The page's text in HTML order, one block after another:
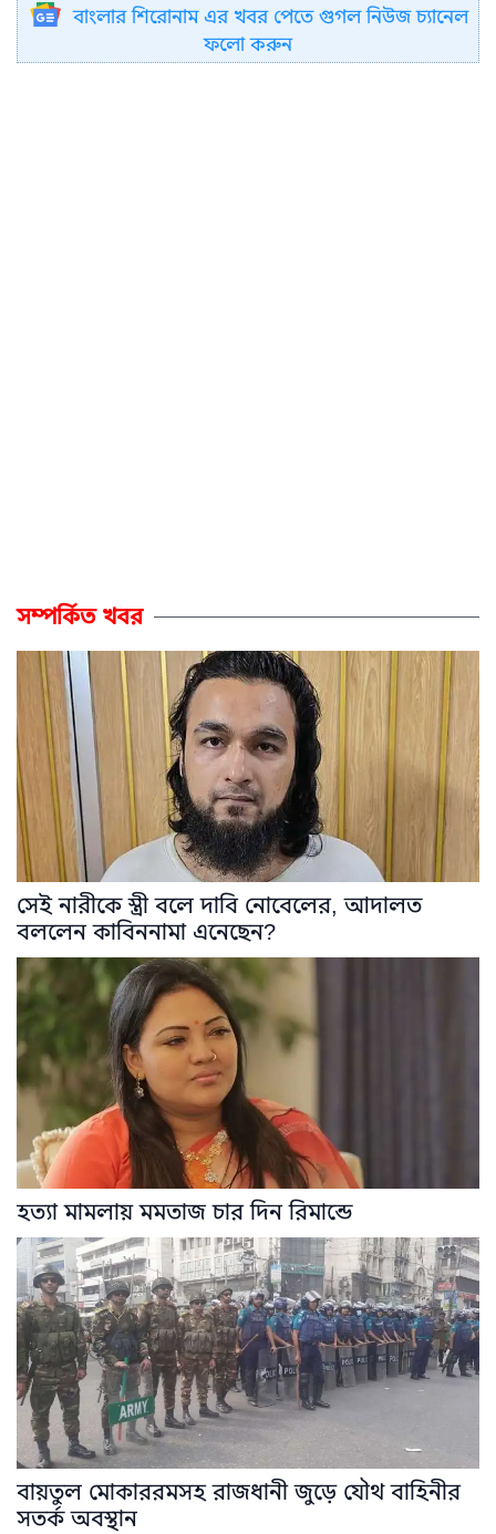
বাংলার শিরোনাম এর খবর পেতে গুগল নিউজ চ্যানেল
ফলো করুন
সম্পর্কিত খবর
সেই নারীকে স্ত্রী বলে দাবি নোবেলের, আদালত
বললেন কাবিননামা এনেছেন?
হত্যা মামলায় মমতাজ চার দিন রিমান্ডে
বায়তুল মোকাররমসহ রাজধানী জুড়ে যৌথ বাহিনীর
সতর্ক অবস্থান